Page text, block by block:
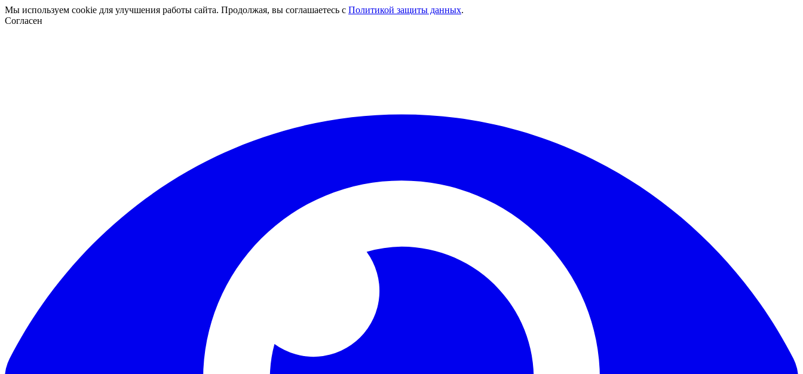
Мы используем cookie для улучшения работы сайта. Продолжая, вы соглашаетесь с Политикой защиты данных.
Согласен